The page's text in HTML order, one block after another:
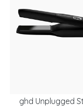
ghd Unplugged